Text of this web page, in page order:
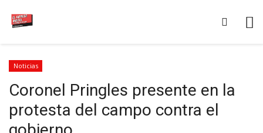
Noticias
Coronel Pringles presente en la
protesta del campo contra el